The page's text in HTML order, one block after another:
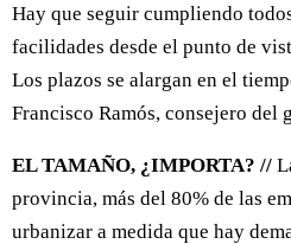
Hay que seguir cumpliendo
facilidades desde el punto de
Los plazos se alargan en el
Francisco Ramós, consejero del
EL TAMAÑO, ¿IMPORTA? //
provincia, más del 80% de las
urbanizar a medida que hay